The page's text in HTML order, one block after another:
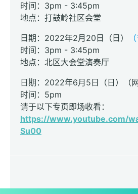
时间：3pm - 3:45pm
地点：打鼓岭社区会堂
日期：2022年2月20日（日）
时间：3pm - 3:45pm
地点：北区大会堂演奏厅
日期：2022年6月5日（日）（网
时间：5pm
请于以下专页即场收看：
https://www.youtube.com/
Su00